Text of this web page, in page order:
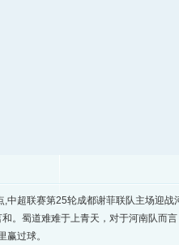
超联赛第25轮成都谢菲联队主场迎战
。蜀道难难于上青天，对于河南队而
过球。